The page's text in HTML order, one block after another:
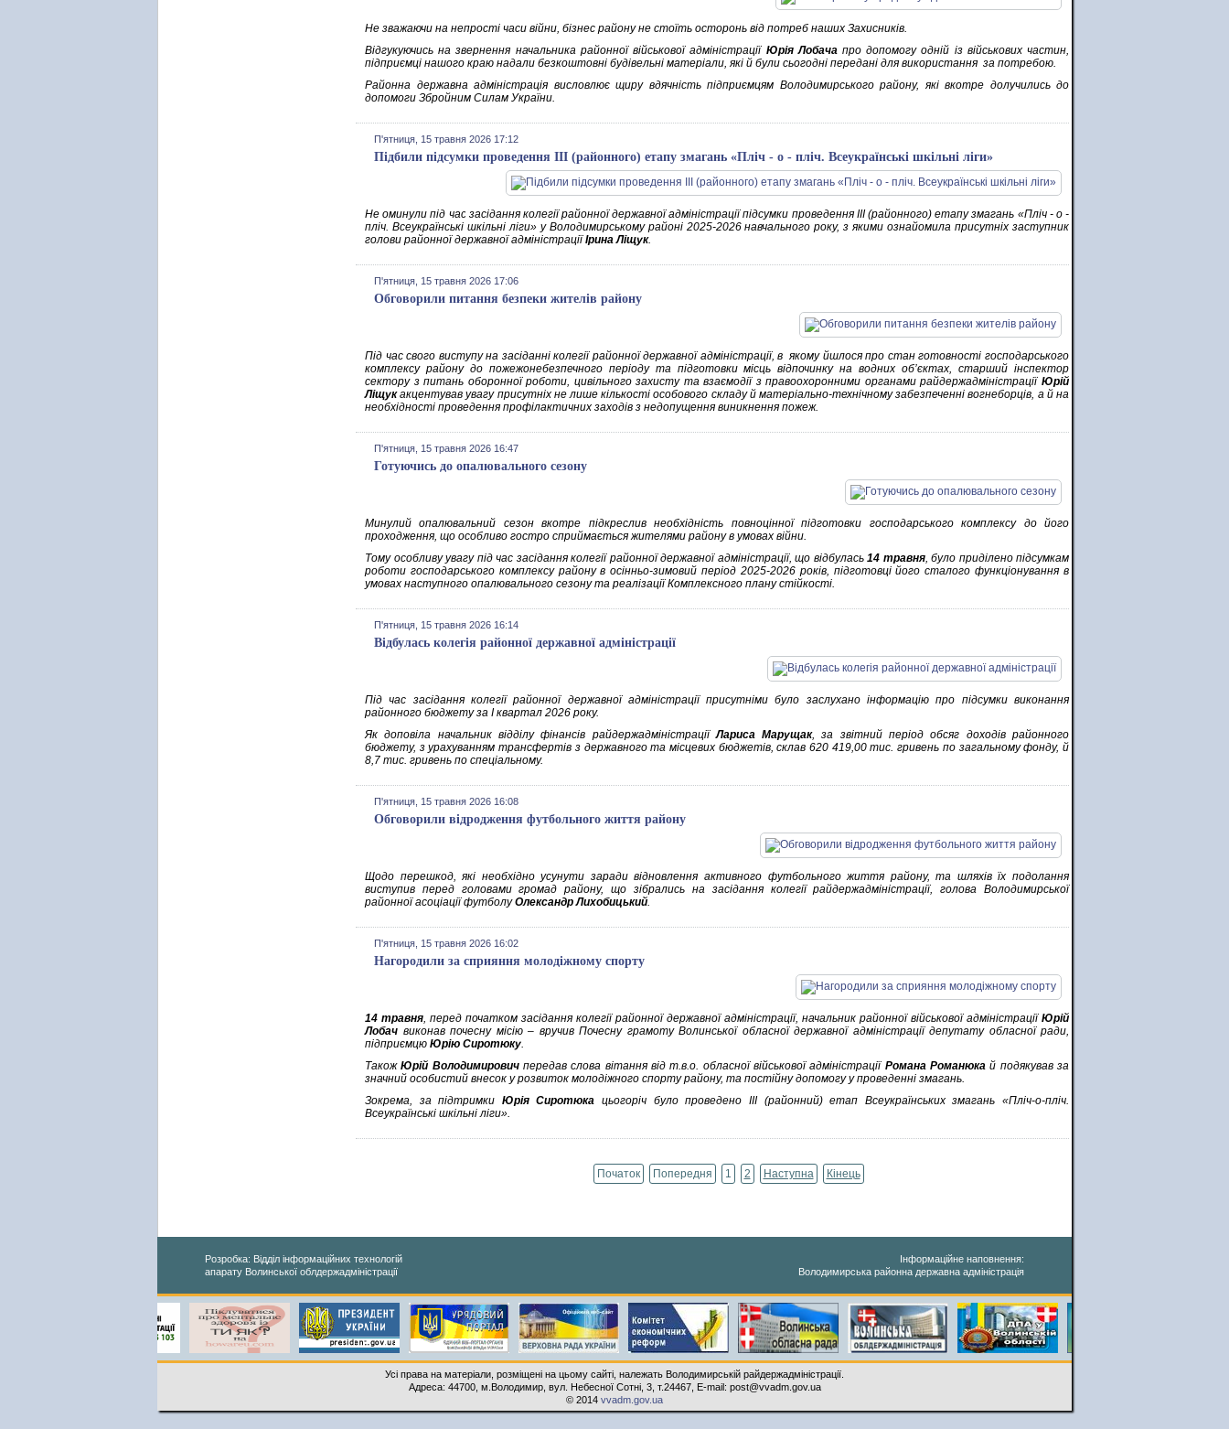
Не зважаючи на непрості часи війни, бізнес району не стоїть осторонь від потреб наших Захисників.
Відгукуючись на звернення начальника районної військової адміністрації Юрія Лобачапро допомогу одній із військових частин,
підприємці нашого краю надали безкоштовні будівельні матеріали, які й були сьогодні передані для використання за потребою.
Районна державна адміністрація висловлює щиру вдячність підприємцям Володимирського району, які вкотре долучились до
допомоги Збройним Силам України.
П'ятниця, 15 травня 2026 17:12
Підбили підсумки проведення ІІІ (районного) етапу змагань «Пліч - о - пліч. Всеукраїнські шкільні ліги»
Не оминули під час засідання колегії районної державної адміністрації підсумки проведення ІІІ (районного) етапу змагань «Пліч - о -
пліч. Всеукраїнські шкільні ліги» у Володимирському районі 2025-2026 навчального року, з якими ознайомила присутніх заступник
голови районної державної адміністраціїІрина Ліщук.
П'ятниця, 15 травня 2026 17:06
Обговорили питання безпеки жителів району
Під час свого виступу на засіданні колегії районної державної адміністрації, в якому йшлося про стан готовності господарського
комплексу району до пожежонебезпечного періоду та підготовки місць відпочинку на водних об’єктах, старший інспектор
сектору з питань оборонної роботи, цивільного захисту та взаємодії з правоохоронними органами райдержадміністрації Юрій
Ліщукакцентував увагу присутніх не лише кількості особового складу й матеріально-технічному забезпеченні вогнеборців, а й на
необхідності проведення профілактичних заходів з недопущення виникнення пожеж.
П'ятниця, 15 травня 2026 16:47
Готуючись до опалювального сезону
Минулий опалювальний сезон вкотре підкреслив необхідність повноцінної підготовки господарського комплексу до його
проходження, що особливо гостро сприймається жителями району в умовах війни.
Тому особливу увагу під час засідання колегії районної державної адміністрації, що відбулась 14 травня, було приділено підсумкам
роботи господарського комплексу району в осінньо-зимовий період 2025-2026 років, підготовці його сталого функціонування в
умовах наступного опалювального сезону та реалізації Комплексного плану стійкості.
П'ятниця, 15 травня 2026 16:14
Відбулась колегія районної державної адміністрації
Під час засідання колегії районної державної адміністрації присутніми було заслухано інформацію про підсумки виконання
районного бюджету за І квартал 2026 року.
Як доповіла начальник відділу фінансів райдержадміністраціїЛариса Марущак, за звітний період обсяг доходів районного
бюджету, з урахуванням трансфертів з державного та місцевих бюджетів, склав 620 419,00 тис. гривень по загальному фонду, й
8,7 тис. гривень по спеціальному.
П'ятниця, 15 травня 2026 16:08
Обговорили відродження футбольного життя району
Щодо перешкод, які необхідно усунути заради відновлення активного футбольного життя району, та шляхів їх подолання
виступив перед головами громад району, що зібрались на засідання колегії райдержадміністрації, голова Володимирської
районної асоціації футболуОлександр Лихобицький.
П'ятниця, 15 травня 2026 16:02
Нагородили за сприяння молодіжному спорту
14 травня, перед початком засідання колегії районної державної адміністрації, начальник районної військової адміністрації Юрій
Лобач виконав почесну місію – вручив Почесну грамоту Волинської обласної державної адміністрації депутату обласної ради,
підприємцю Юрію Сиротюку.
ТакожЮрій Володимировичпередав слова вітання від т.в.о. обласної військової адміністрації Романа Романюка й подякував за
значний особистий внесок у розвиток молодіжного спорту району, та постійну допомогу у проведенні змагань.
Зокрема, за підтримки Юрія Сиротюка цьогоріч було проведено ІІІ (районний) етап Всеукраїнських змагань «Пліч-о-пліч.
Всеукраїнські шкільні ліги».
Початок Попередня 1 2 Наступна
Кінець
Розробка: Відділ інформаційних технологій
апарату Волинської облдержадміністрації
Інформаційне наповнення:
Володимирська районна державна адміністрація
Усі права на матеріали, розміщені на цьому сайті, належать Володимирській райдержадміністрації.
Адреса: 44700, м.Володимир, вул. Небесної Сотні, 3, т.24467, E-mail: post@vvadm.gov.ua
© 2014 vvadm.gov.ua